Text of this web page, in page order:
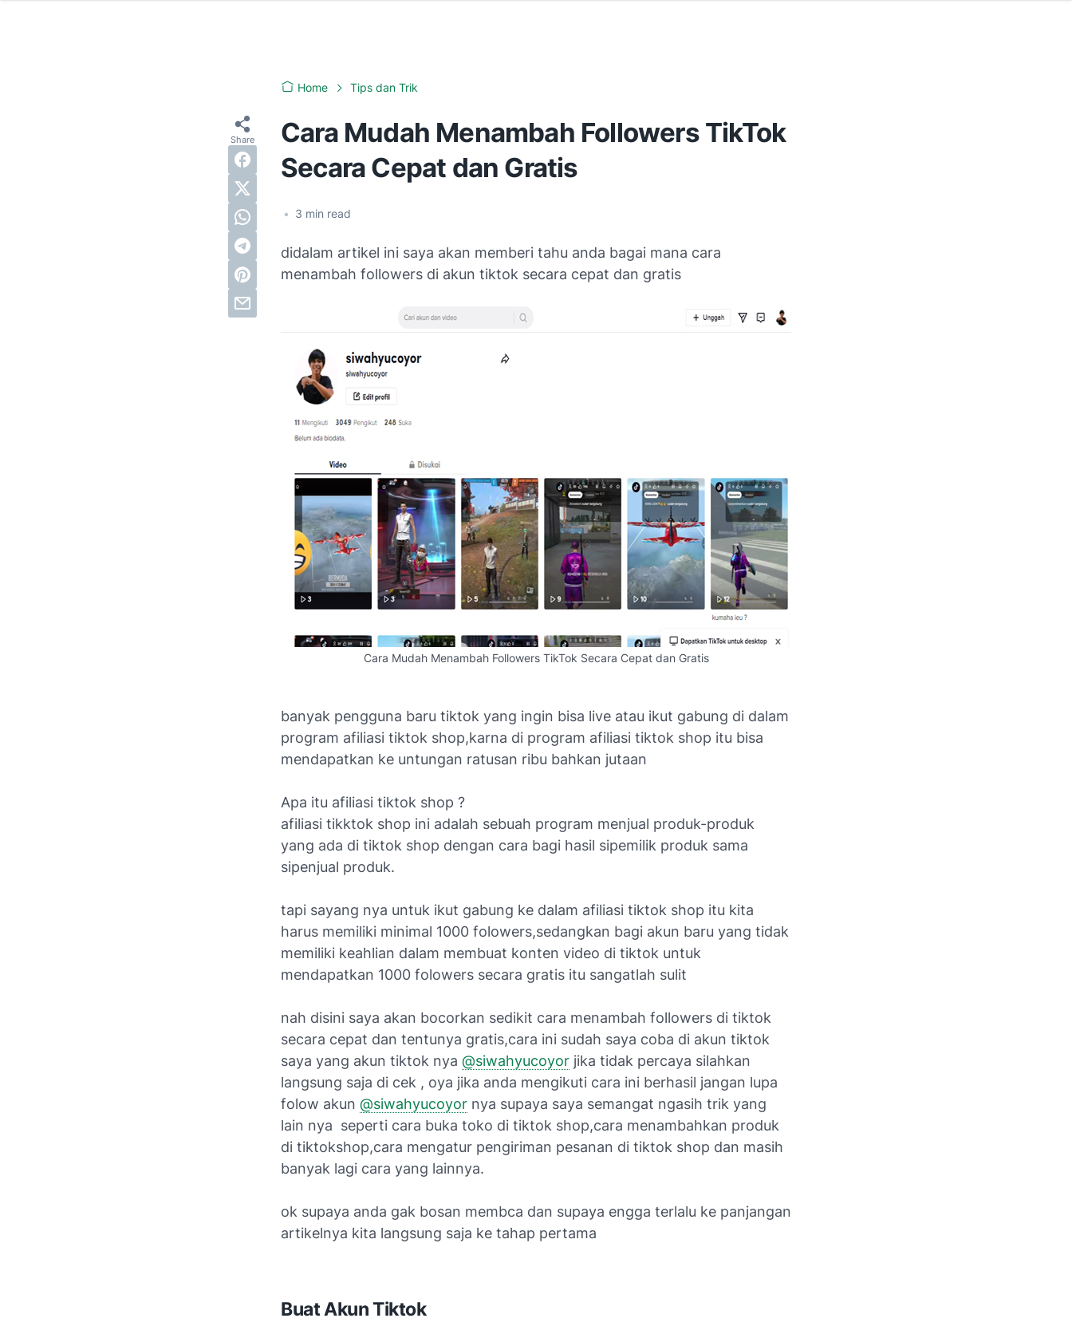
Home Tips dan Trik
Cara Mudah Menambah Followers TikTok
Secara Cepat dan Gratis
• 3 min read
didalam artikel ini saya akan memberi tahu anda bagai mana cara
menambah followers di akun tiktok secara cepat dan gratis
Cara Mudah Menambah Followers TikTok Secara Cepat dan Gratis
banyak pengguna baru tiktok yang ingin bisa live atau ikut gabung di dalam
program afiliasi tiktok shop,karna di program afiliasi tiktok shop itu bisa
mendapatkan ke untungan ratusan ribu bahkan jutaan
Apa itu afiliasi tiktok shop ?
afiliasi tikktok shop ini adalah sebuah program menjual produk-produk
yang ada di tiktok shop dengan cara bagi hasil sipemilik produk sama
sipenjual produk.
tapi sayang nya untuk ikut gabung ke dalam afiliasi tiktok shop itu kita
harus memiliki minimal 1000 folowers,sedangkan bagi akun baru yang tidak
memiliki keahlian dalam membuat konten video di tiktok untuk
mendapatkan 1000 folowers secara gratis itu sangatlah sulit
nah disini saya akan bocorkan sedikit cara menambah followers di tiktok
secara cepat dan tentunya gratis,cara ini sudah saya coba di akun tiktok
saya yang akun tiktok nya @siwahyucoyor jika tidak percaya silahkan
langsung saja di cek , oya jika anda mengikuti cara ini berhasil jangan lupa
folow akun @siwahyucoyor nya supaya saya semangat ngasih trik yang
lain nya seperti cara buka toko di tiktok shop,cara menambahkan produk
di tiktokshop,cara mengatur pengiriman pesanan di tiktok shop dan masih
banyak lagi cara yang lainnya.
ok supaya anda gak bosan membca dan supaya engga terlalu ke panjangan
artikelnya kita langsung saja ke tahap pertama
Buat Akun Tiktok